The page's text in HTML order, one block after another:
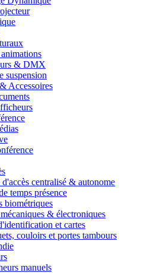
& DMX
suspension
Accessoires
centralisé & autonome
temps présence
biométriques
& électroniques
et cartes
couloirs et portes tambours
manuels